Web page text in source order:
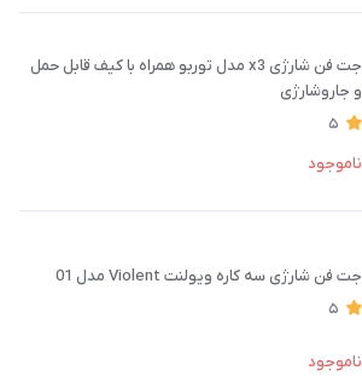
جت فن شارژی x3 مدل توربو همراه با کیف قابل حمل
و جاروشارژی
5
ناموجود
جت فن شارژی سه کاره ویولنت Violent مدل 01
5
ناموجود